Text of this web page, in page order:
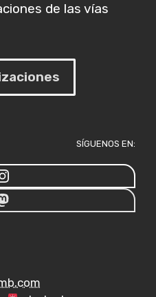
de las vías
SÍGUENOS EN: